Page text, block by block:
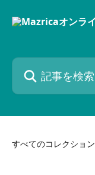
記事を検索...
すべてのコレクション